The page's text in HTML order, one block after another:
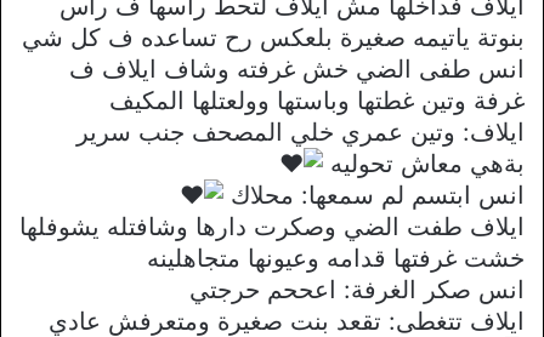
بنوتة ياتيمه صغيرة بلعكس رح تساعده ف كل شي
انس طفى الضي خش غرفته وشاف ايلاف ف
غرفة وتين غطتها وباستها وولعتلها المكيف
ايلاف: وتين عمري خلي المصحف جنب سرير
بةهي معاش تحوليه
انس ابتسم لم سمعها: محلاك
ايلاف طفت الضي وصكرت دارها وشافتله يشوفلها
خشت غرفتها قدامه وعيونها متجاهلينه
انس صكر الغرفة: اعححم حرجتي
ايلاف تتغطى: تقعد بنت صغيرة ومتعرفش عادي